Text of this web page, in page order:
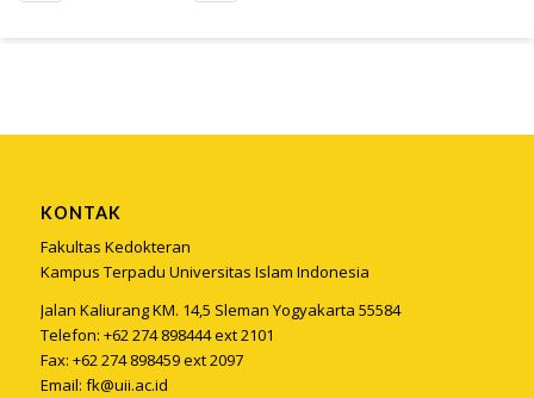
KONTAK
Fakultas Kedokteran
Kampus Terpadu Universitas Islam Indonesia
Jalan Kaliurang KM. 14,5 Sleman Yogyakarta 55584
Telefon: +62 274 898444 ext 2101
Fax: +62 274 898459 ext 2097
Email: fk@uii.ac.id